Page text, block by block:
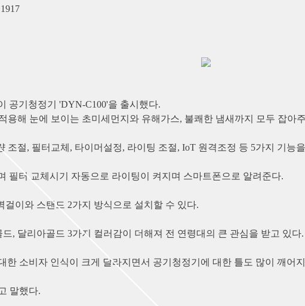
공기청정기 'DYN-C100'을 출시했다.
용해 눈에 보이는 초미세먼지와 유해가스, 불쾌한 냄새까지 모두 잡아
조절, 필터교체, 타이머설정, 라이팅 조절, IoT 원격조정 등 5가지 기능
필터 교체시기 자동으로 라이팅이 켜지며 스마트폰으로 알려준다.
이와 스탠드 2가지 방식으로 설치할 수 있다.
, 달리아골드 3가지 컬러감이 더해져 전 연령대의 큰 관심을 받고 있다.
한 소비자 인식이 크게 달라지면서 공기청정기에 대한 틀도 많이 깨어
말했다.